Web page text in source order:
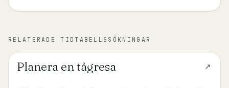
RELATERADE TIDTABELLSSÖKNINGAR
Planera en tågresa